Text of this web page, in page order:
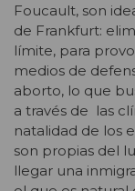
Foucault, son
de Frankfurt:
límite, para
medios de
aborto, lo que
a través de las
natalidad de los
son propias del
llegar una